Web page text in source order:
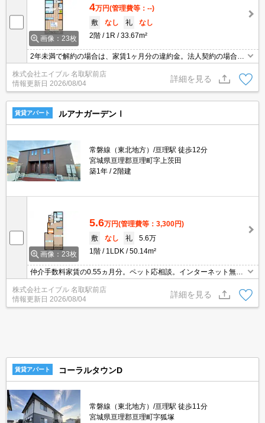
画像：23枚
4万円(管理費等：--)
敷
なし 礼
なし
2階
1R 33.67m²
2年未満で解約の場合は、家賃1ヶ月分の違約金。法人契約の場合礼
金1ヶ月。法人契約の場合、敷金1ヶ月。浴室換気乾燥式。洗面化粧
台付き。システムキッチン。初期費用カード払い可。駐車場2台分
無料。
株式会社エイブル 名取駅前店
情報更新日 2026/08/04
詳細を見る
賃貸アパート ルアナガーデンⅠ
常磐線（東北地方）/亘理駅 徒歩12分
宮城県亘理郡亘理町字上茨田
築1年
2階建
画像：23枚
5.6万円(管理費等：3,300円)
敷
なし 礼
5.6万
1階
1LDK 50.14m²
仲介手数料家賃の0.55ヵ月分。ペット応相談。インターネット無
料。浴室乾燥機付。追焚き機能付バス。TVインターホン付き。玄関
前宅配ロッカー。エアコン2基付き。初期費用・家賃カード払い
可。
株式会社エイブル 名取駅前店
情報更新日 2026/08/04
詳細を見る
賃貸アパート コーラルタウンD
常磐線（東北地方）/亘理駅 徒歩11分
宮城県亘理郡亘理町字狐塚